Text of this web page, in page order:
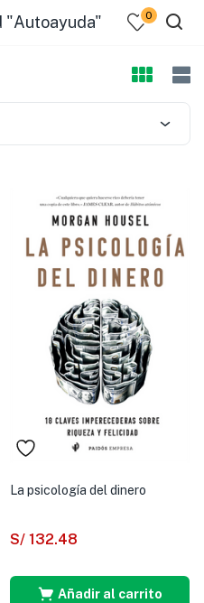
"Autoayuda" 0
La psicología del dinero
S/ 132.48
Añadir al carrito